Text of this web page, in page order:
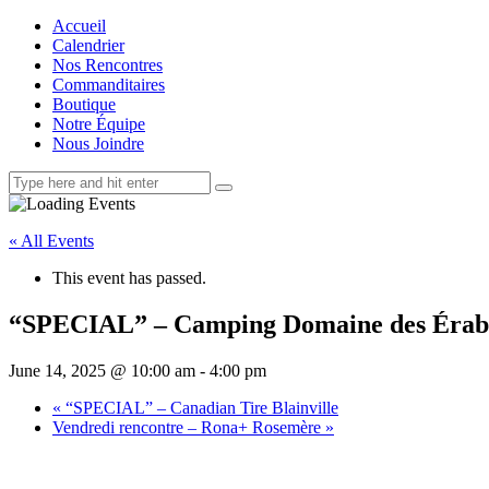
Accueil
Calendrier
Nos Rencontres
Commanditaires
Boutique
Notre Équipe
Nous Joindre
« All Events
This event has passed.
“SPECIAL” – Camping Domaine des
June 14, 2025 @ 10:00 am - 4:00 pm
« “SPECIAL” – Canadian Tire Blainville
Vendredi rencontre – Rona+ Rosemère »